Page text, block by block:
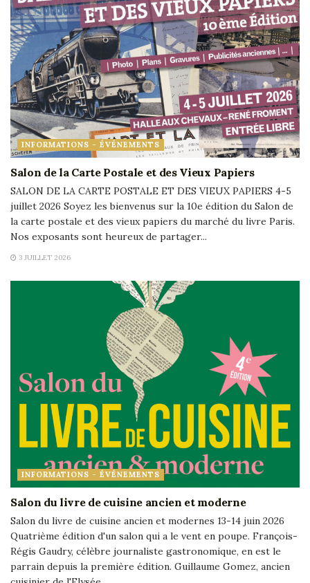
INFORMATIONS - ÉVÉNEMENTS
Salon de la Carte Postale et des Vieux Papiers
SALON DE LA CARTE POSTALE ET DES VIEUX PAPIERS 4-5
juillet 2026 Soyez les bienvenus sur la 10e édition du Salon de
la carte postale et des vieux papiers du marché du livre Paris.
Nos exposants sont heureux de partager...
3 JUILLET 2026
INFORMATIONS - ÉVÉNEMENTS
Salon du livre de cuisine ancien et moderne
Salon du livre de cuisine ancien et modernes 13-14 juin 2026
Quatrième édition d'un salon qui a le vent en poupe. François-
Régis Gaudry, célèbre journaliste gastronomique, en est le
parrain depuis la première édition. Guillaume Gomez, ancien